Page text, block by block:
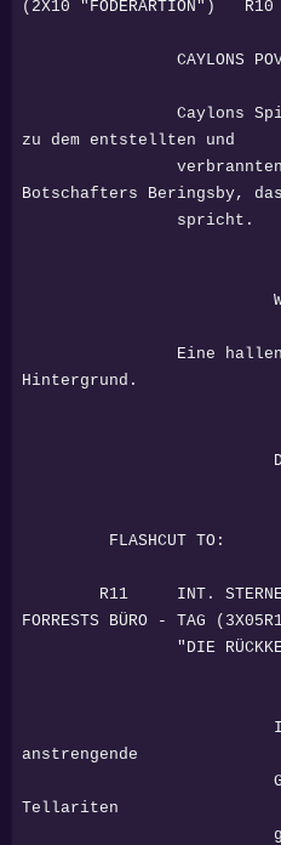
(2X10 "FÖDERARTION") R10
CAYLONS
Caylons
zu dem entstellten und
verbrannten
Botschafters Beringsby,
spricht.
Was haben
Eine hallende
Hintergrund.
Du
FLASHCUT TO:
R11 INT.
FORRESTS BÜRO - TAG
"DIE
Ich habe
anstrengende
Gespräche
Tellariten